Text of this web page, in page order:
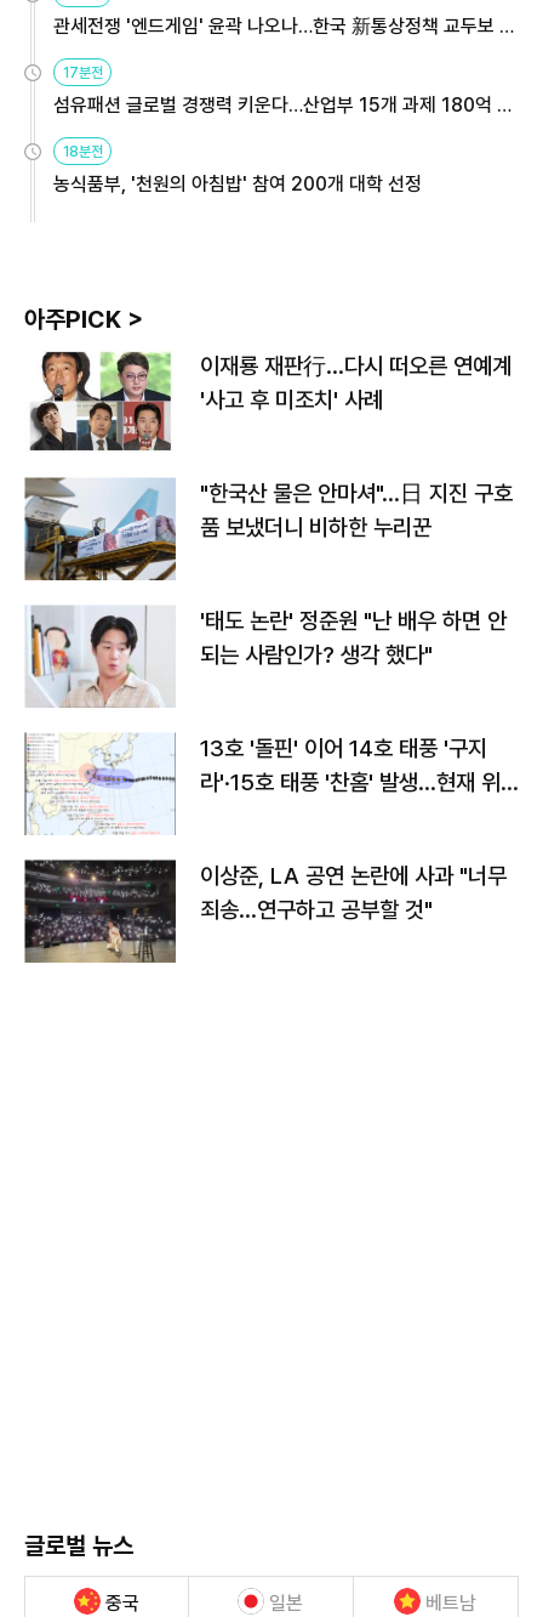
관세전쟁 '엔드게임' 윤곽 나오나…한국 新통상정책 교두보 활
용해야
17분전
섬유패션 글로벌 경쟁력 키운다…산업부 15개 과제 180억 지
원
18분전
농식품부, '천원의 아침밥' 참여 200개 대학 선정
아주PICK >
이재룡 재판行…다시 떠오른 연예계
'사고 후 미조치' 사례
"한국산 물은 안마셔"…日 지진 구호
품 보냈더니 비하한 누리꾼
'태도 논란' 정준원 "난 배우 하면 안
되는 사람인가? 생각 했다"
13호 '돌핀' 이어 14호 태풍 '구지
라'·15호 태풍 '찬홈' 발생…현재 위
이상준, LA 공연 논란에 사과 "너무
죄송…연구하고 공부할 것"
글로벌 뉴스
중국 일본 베트남